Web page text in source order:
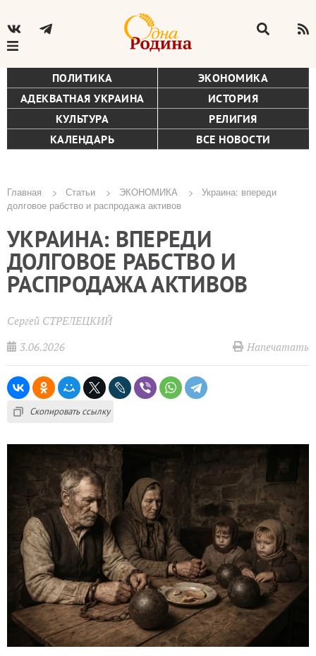
ПОЛИТИКА
ЭКОНОМИКА
АДЕКВАТНАЯ УКРАИНА
ИСТОРИЯ
КУЛЬТУРА
РЕЛИГИЯ
КАЛЕНДАРЬ
ВСЕ НОВОСТИ
Строка
навигации
Главная Статьи ЭКОНОМИКА
Украина: впереди
долговое рабство и распродажа активов
УКРАИНА: ВПЕРЕДИ
ДОЛГОВОЕ РАБСТВО И
РАСПРОДАЖА АКТИВОВ
Сергей СТРЕЛЕЦКИЙ
3.06.2026
Напечатать
Скопировать ссылку